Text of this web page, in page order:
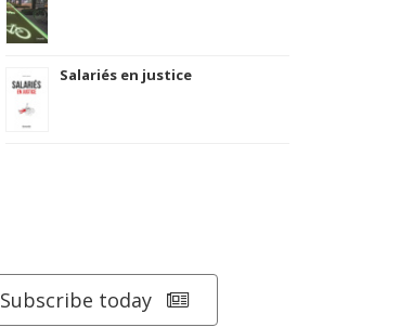
Salariés en justice
Subscribe today